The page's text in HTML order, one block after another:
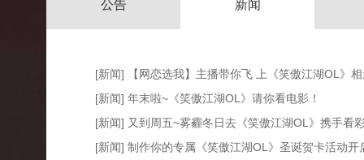
公告 新闻
[新闻] 【网恋选我】主播带你飞 上《笑傲江湖OL》
[新闻] 年末啦~《笑傲江湖OL》请你看电影！
[新闻] 又到周五~雾霾冬日去《笑傲江湖OL》携手看
[新闻] 制作你的专属《笑傲江湖OL》圣诞贺卡活动开